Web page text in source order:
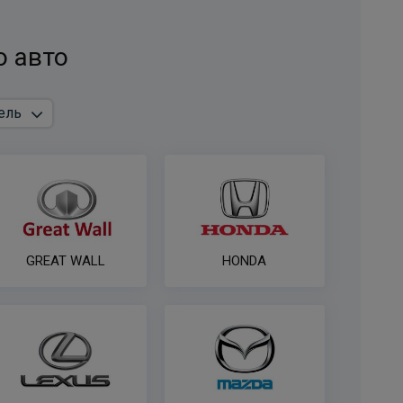
по запросу
универсальный с блоком согласования
ПОД ЗАКАЗ ОТ 14 ДНЕЙ
по запросу
Комплект универсальной электрики WESTFALIA с
блоком согласования 7-пин
ПОД ЗАКАЗ ОТ 14 ДНЕЙ
авто
GREAT WALL HONDA